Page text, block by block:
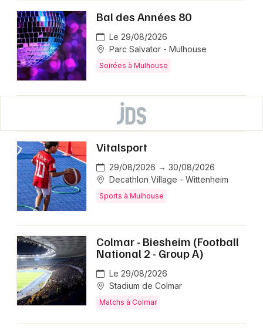
Bal des Années 80
Le 29/08/2026
Parc Salvator - Mulhouse
Soirées à Mulhouse
Vitalsport
29/08/2026 → 30/08/2026
Decathlon Village - Wittenheim
Sports à Mulhouse
Colmar - Biesheim (Football
National 2 - Group A)
Le 29/08/2026
Stadium de Colmar
Matchs à Colmar